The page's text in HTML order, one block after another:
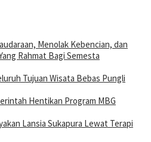
Menolak Kebencian, dan
Rahmat Bagi Semesta
Tujuan Wisata Bebas Pungli
Hentikan Program MBG
Lansia Sukapura Lewat Terapi